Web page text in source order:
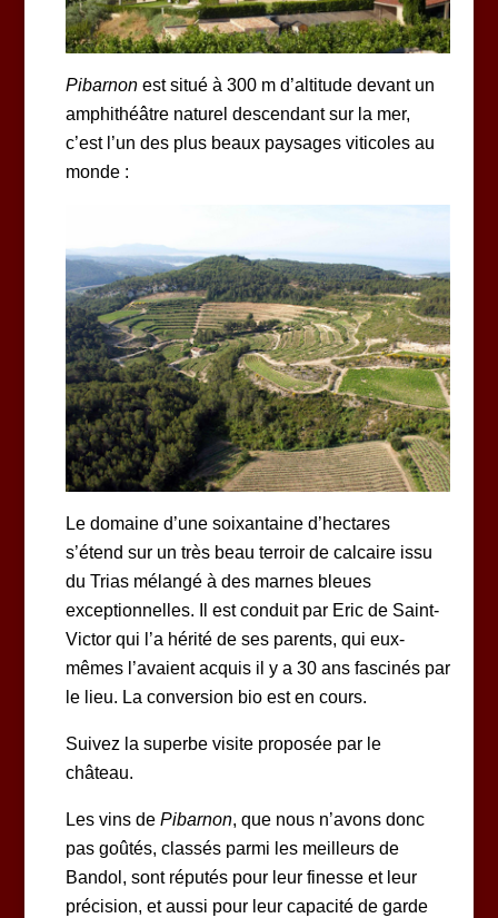
Pibarnonest situé à 300 m d’altitude devant un
amphithéâtre naturel descendant sur la mer,
c’est l’un des plus beaux paysages viticoles au
monde :
Le domaine d’une soixantaine d’hectares
s’étend sur un très beau terroir de calcaire issu
du Trias mélangé à des marnes bleues
exceptionnelles. Il est conduit par Eric de Saint-
Victor qui l’a hérité de ses parents, qui eux-
mêmes l’avaient acquis il y a 30 ans fascinés par
le lieu. La conversion bio est en cours.
Suivez la superbe visiteproposée par le
château.
Les vins de Pibarnon, que nous n’avons donc
pas goûtés, classés parmi les meilleurs de
Bandol, sont réputés pour leur finesse et leur
précision, et aussi pour leur capacité de garde